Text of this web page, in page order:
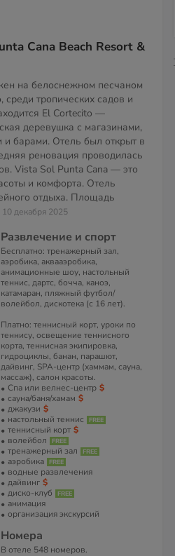
Cana Beach Resort &
на белоснежном песчаном
тропических садов и
El Cortecito —
деревушка с магазинами,
и барами. Отель был открыт в
реновация проводилась
Vista Sol Punta Cana — это
и комфорта. Отель
отдыха. Площадь
декабря 2025
Развлечение и спорт
Бесплатно: тренажерный зал,
аэробика, аквааэробика,
анимационные шоу, настольный
теннис, дартс, бочча, каноэ,
катамаран, пляжный футбол/
волейбол, дискотека (с 16 лет).
Платно: теннисный корт, уроки по
теннису, освещение теннисного
корта, теннисная экипировка,
гидроциклы, банан, парашют,
дайвинг, SPA-центр (хаммам, сауна,
массаж), салон красоты.
Спа или велнес-центр
сауна/баня/хамам
джакузи
настольный теннис
теннисный корт
волейбол
тренажерный зал
аэробика
водные развлечения
дайвинг
диско-клуб
анимация
организация экскурсий
Номера
В отеле 548 номеров.